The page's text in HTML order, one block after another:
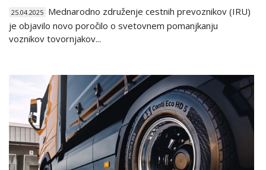
25.04.2025 Mednarodno združenje cestnih prevoznikov (IRU)
je objavilo novo poročilo o svetovnem pomanjkanju
voznikov tovornjakov...